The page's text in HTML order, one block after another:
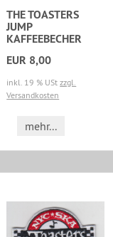
THE TOASTERS
JUMP
KAFFEEBECHER
EUR 8,00
inkl. 19 % UStzzgl.
Versandkosten
mehr...